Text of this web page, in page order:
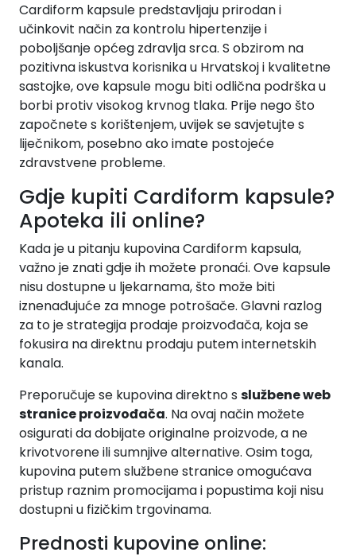
Cardiform kapsule predstavljaju prirodan i
učinkovit način za kontrolu hipertenzije i
poboljšanje općeg zdravlja srca. S obzirom na
pozitivna iskustva korisnika u Hrvatskoj i kvalitetne
sastojke, ove kapsule mogu biti odlična podrška u
borbi protiv visokog krvnog tlaka. Prije nego što
započnete s korištenjem, uvijek se savjetujte s
liječnikom, posebno ako imate postojeće
zdravstvene probleme.
Gdje kupiti Cardiform kapsule?
Apoteka ili online?
Kada je u pitanju kupovina Cardiform kapsula,
važno je znati gdje ih možete pronaći. Ove kapsule
nisu dostupne u ljekarnama, što može biti
iznenađujuće za mnoge potrošače. Glavni razlog
za to je strategija prodaje proizvođača, koja se
fokusira na direktnu prodaju putem internetskih
kanala.
Preporučuje se kupovina direktno s službene web
stranice proizvođača. Na ovaj način možete
osigurati da dobijate originalne proizvode, a ne
krivotvorene ili sumnjive alternative. Osim toga,
kupovina putem službene stranice omogućava
pristup raznim promocijama i popustima koji nisu
dostupni u fizičkim trgovinama.
Prednosti kupovine online: